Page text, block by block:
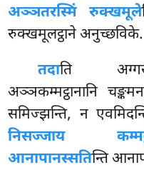
अञ्ञतरस्मिं रुक्खमूले
रुक्खमूलट्ठाने अनुच्छविके.
तदाति
अञ्ञकम्मट्ठानानि
समिज्झन्ति, न
निसज्जाय
आनापानस्सतिन्ति